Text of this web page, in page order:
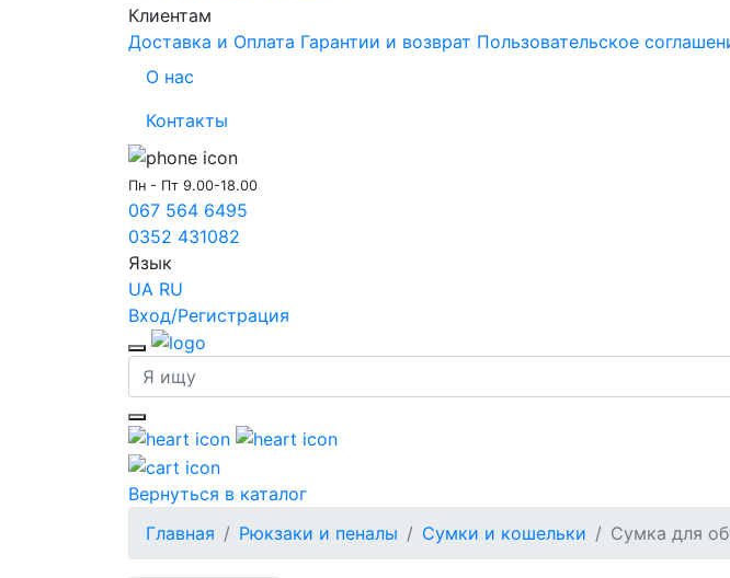
Клиентам
Доставка и Оплата Гарантии и возврат Пользовательское
О нас
Контакты
Пн - Пт 9.00-18.00
067 564 6495
0352 431082
Язык
UA RU
Вход/Регистрация
Вернуться в каталог
Главная
Рюкзаки и пеналы Сумки и кошельки Сумка для